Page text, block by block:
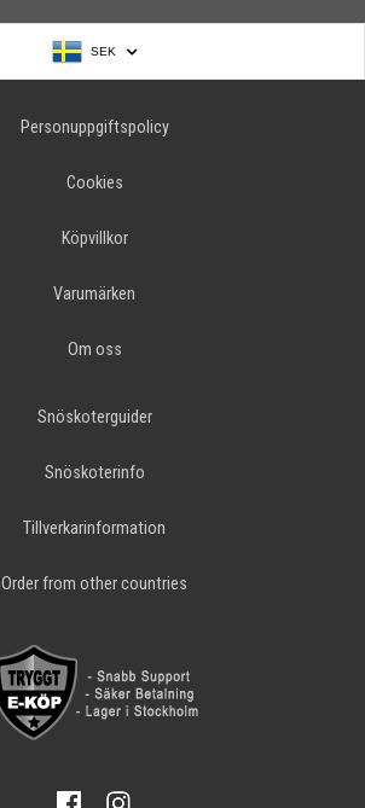
SEK
Personuppgiftspolicy
Cookies
Köpvillkor
Varumärken
Om oss
Snöskoterguider
Snöskoterinfo
Tillverkarinformation
Order from other countries